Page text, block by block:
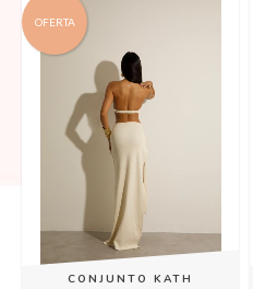
OFERTA
CONJUNTO KATH